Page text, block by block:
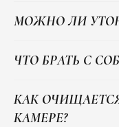
МОЖНО ЛИ
ЧТО БРАТЬ С
КАК
КАМЕРЕ?